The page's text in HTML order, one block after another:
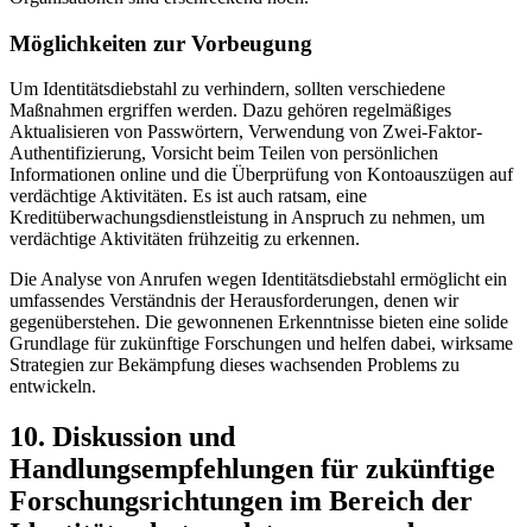
Möglichkeiten zur Vorbeugung
Um ⁣Identitätsdiebstahl zu verhindern, sollten verschiedene
Maßnahmen‌ ergriffen werden. Dazu gehören ⁢regelmäßiges
Aktualisieren von Passwörtern, Verwendung von Zwei-Faktor-
Authentifizierung, Vorsicht beim⁣ Teilen von​ persönlichen
Informationen online ​und die Überprüfung von⁤ Kontoauszügen auf
verdächtige Aktivitäten. Es ist auch ratsam,‍ eine
Kreditüberwachungsdienstleistung in⁤ Anspruch zu nehmen, um
⁢verdächtige Aktivitäten frühzeitig zu erkennen.
Die Analyse ‌von Anrufen wegen Identitätsdiebstahl ermöglicht ein
umfassendes Verständnis der Herausforderungen, denen‌ wir
gegenüberstehen. Die‍ gewonnenen Erkenntnisse bieten eine solide
Grundlage für zukünftige Forschungen und ⁢helfen dabei, wirksame
Strategien ‍zur Bekämpfung dieses wachsenden Problems zu
‌entwickeln.
10. Diskussion und
Handlungsempfehlungen ‌für zukünftige
Forschungsrichtungen⁣ im Bereich der